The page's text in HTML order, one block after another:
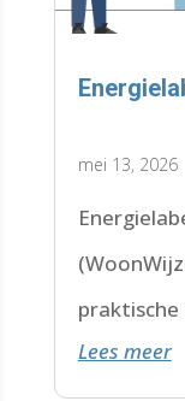
mei 13, 2026
praktische
Check de
Lees meer